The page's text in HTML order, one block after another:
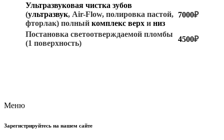
Ультразвуковая чистка зубов
(ультразвук, Air-Flow, полировка пастой,
фторлак) полный комплекс верх и низ
7000₽
Постановка светоотверждаемой пломбы
(1 поверхность)
4500₽
Меню
Зарегистрируйтесь на нашем сайте